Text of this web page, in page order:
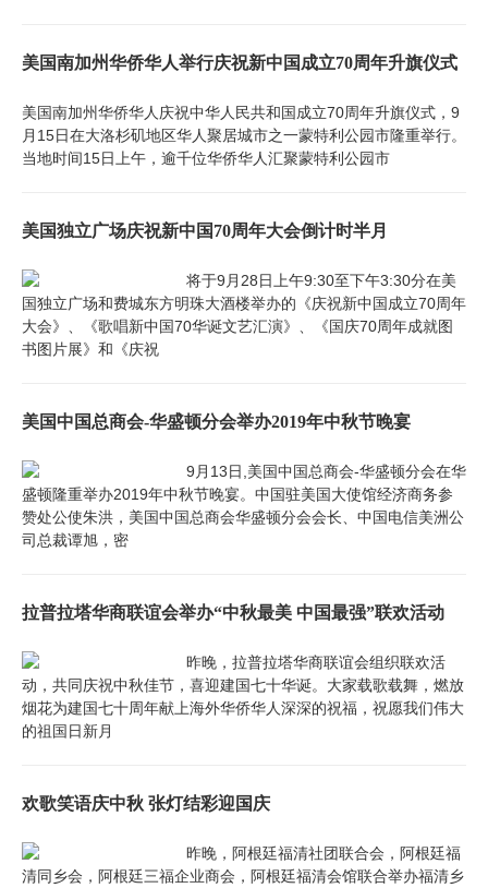
美国南加州华侨华人举行庆祝新中国成立70周年升旗仪式
美国南加州华侨华人庆祝中华人民共和国成立70周年升旗仪式，9
月15日在大洛杉矶地区华人聚居城市之一蒙特利公园市隆重举行。
当地时间15日上午，逾千位华侨华人汇聚蒙特利公园市
美国独立广场庆祝新中国70周年大会倒计时半月
将于9月28日上午9:30至下午3:30分在美
国独立广场和费城东方明珠大酒楼举办的《庆祝新中国成立70周年
大会》、《歌唱新中国70华诞文艺汇演》、《国庆70周年成就图
书图片展》和《庆祝
美国中国总商会-华盛顿分会举办2019年中秋节晚宴
9月13日,美国中国总商会-华盛顿分会在华
盛顿隆重举办2019年中秋节晚宴。中国驻美国大使馆经济商务参
赞处公使朱洪，美国中国总商会华盛顿分会会长、中国电信美洲公
司总裁谭旭，密
拉普拉塔华商联谊会举办“中秋最美 中国最强”联欢活动
昨晚，拉普拉塔华商联谊会组织联欢活
动，共同庆祝中秋佳节，喜迎建国七十华诞。大家载歌载舞，燃放
烟花为建国七十周年献上海外华侨华人深深的祝福，祝愿我们伟大
的祖国日新月
欢歌笑语庆中秋 张灯结彩迎国庆
昨晚，阿根廷福清社团联合会，阿根廷福
清同乡会，阿根廷三福企业商会，阿根廷福清会馆联合举办福清乡